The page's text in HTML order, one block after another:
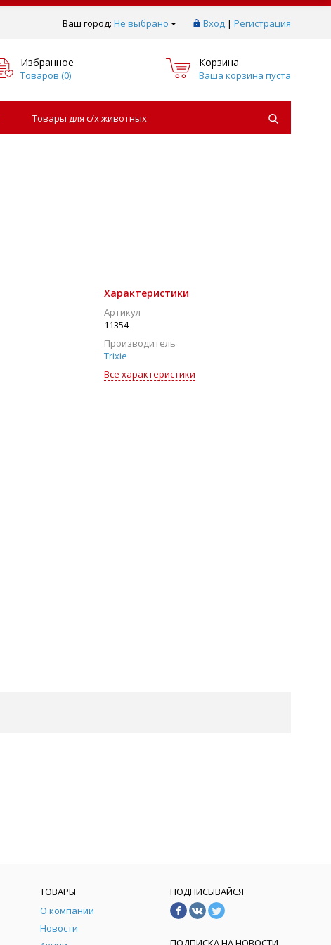
Ваш город: Не выбрано Вход | Регистрация
Избранное
Товаров (0)
Корзина
Ваша корзина пуста
Товары для с/х животных
Характеристики
Артикул
11354
Производитель
Trixie
Все характеристики
ТОВАРЫ
О компании
Новости
ПОДПИСЫВАЙСЯ